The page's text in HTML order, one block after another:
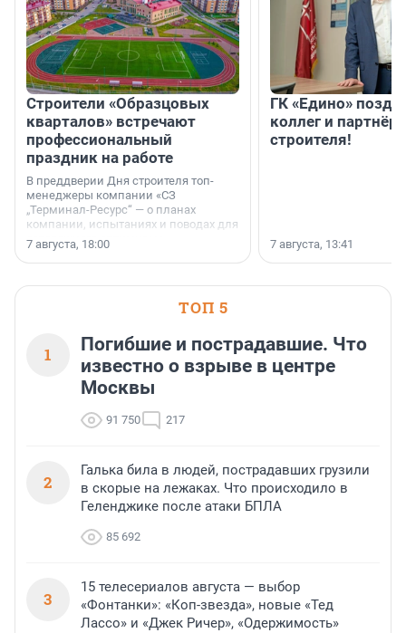
Строители «Образцовых
кварталов» встречают
профессиональный
праздник на работе
В преддверии Дня строителя топ-
менеджеры компании «СЗ
„Терминал-Ресурс“ — о планах
компании, испытаниях и поводах для
осторожного оптимизма.
7 августа, 18:00
ГК «Едино»
коллег и
строителя!
7 августа, 13:41
ТОП 5
1
Погибшие и пострадавшие. Что
известно о взрыве в центре
Москвы
91 750 217
2
Галька била в людей, пострадавших грузили
в скорые на лежаках. Что происходило в
Геленджике после атаки БПЛА
85 692
3
15 телесериалов августа — выбор
«Фонтанки»: «Коп-звезда», новые «Тед
Лассо» и «Джек Ричер», «Одержимость»